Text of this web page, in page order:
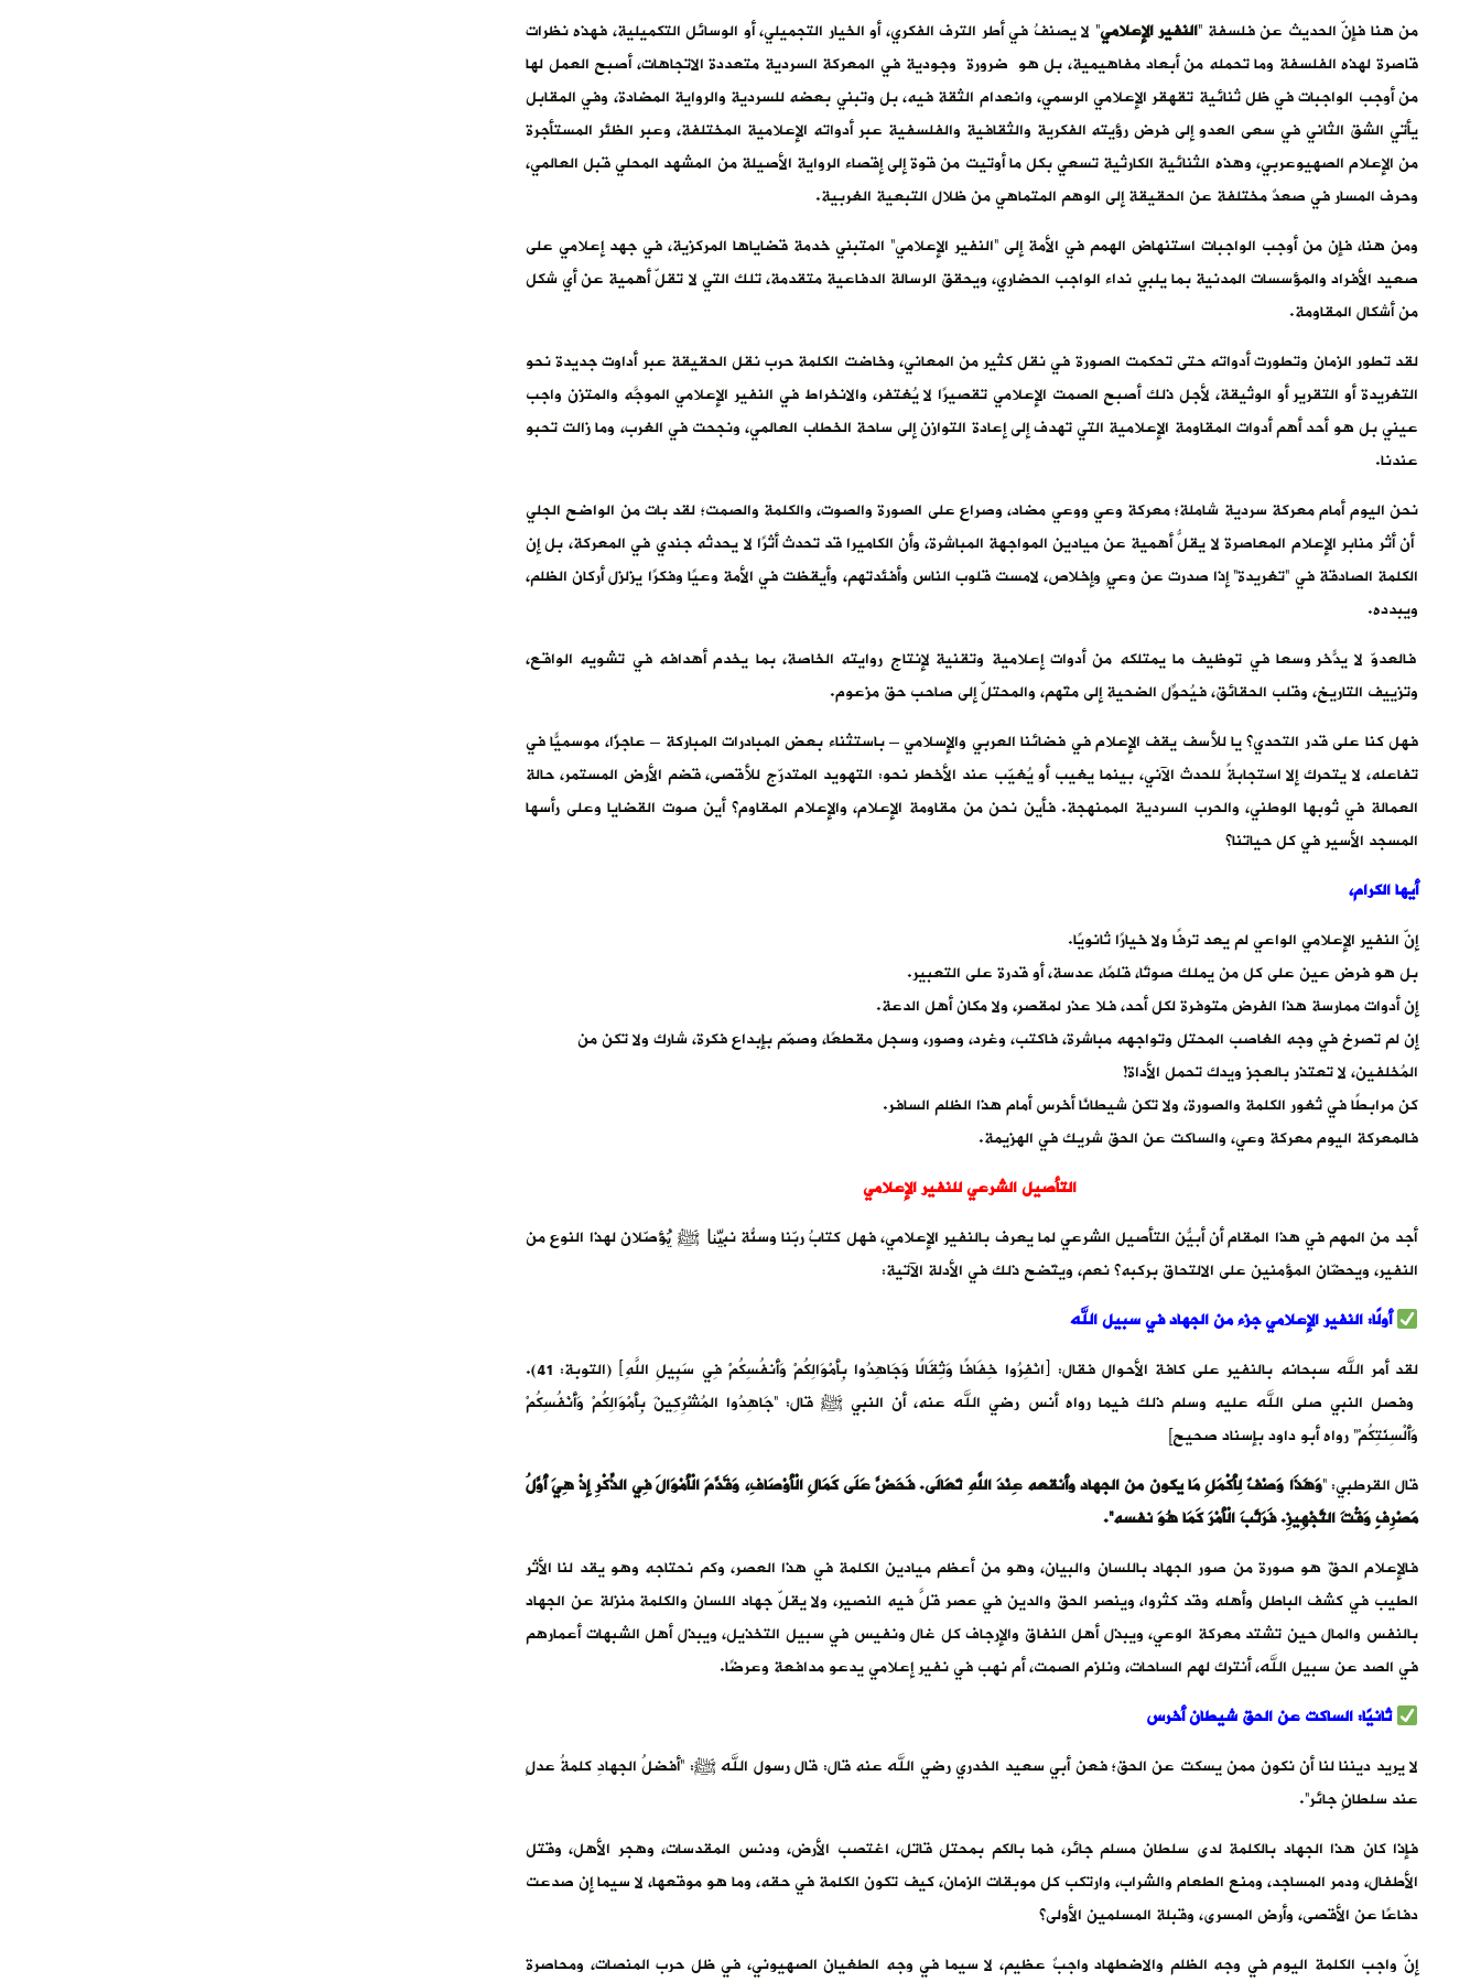
من هنا فإنّ الحديث عن فلسفة “النفير الإعلامي” لا يصنفُ في أطر الترف الفكري، أو الخيار التجميلي، أو الوسائل التكميلية، فهذه نظرات
قاصرة لهذه الفلسفة وما تحمله من أبعاد مفاهيمية، بل هو ضرورة وجودية في المعركة السردية متعددة الاتجاهات، أصبح العمل لها
من أوجب الواجبات في ظل ثنائية تقهقر الإعلامي الرسمي، وانعدام الثقة فيه، بل وتبني بعضه للسردية والرواية المضادة، وفي المقابل
يأتي الشق الثاني في سعى العدو إلى فرض رؤيته الفكرية والثقافية والفلسفية عبر أدواته الإعلامية المختلفة، وعبر الظئر المستأجرة
من الإعلام الصهيوعربي، وهذه الثنائية الكارثية تسعي بكل ما أوتيت من قوة إلى إقصاء الرواية الأصيلة من المشهد المحلي قبل العالمي،
وحرف المسار في صعدٌ مختلفة عن الحقيقة إلى الوهم المتماهي من ظلال التبعية الغربية.
ومن هنا، فإن من أوجب الواجبات استنهاض الهمم في الأمة إلى “النفير الإعلامي” المتبني خدمة قضاياها المركزية، في جهد إعلامي على
صعيد الأفراد والمؤسسات المدنية بما يلبي نداء الواجب الحضاري، ويحقق الرسالة الدفاعية متقدمة، تلك التي لا تقلّ أهمية عن أي شكل
من أشكال المقاومة.
لقد تطور الزمان وتطورت أدواته حتى تحكمت الصورة في نقل كثير من المعاني، وخاضت الكلمة حرب نقل الحقيقة عبر أداوت جديدة نحو
التغريدة أو التقرير أو الوثيقة، لأجل ذلك أصبح الصمت الإعلامي تقصيرًا لا يُغتفر، والانخراط في النفير الإعلامي الموجَّه والمتزن واجب
عيني بل هو أحد أهم أدوات المقاومة الإعلامية التي تهدف إلى إعادة التوازن إلى ساحة الخطاب العالمي، ونجحت في الغرب، وما زالت تحبو
عندنا.
نحن اليوم أمام معركة سردية شاملة؛ معركة وعي ووعي مضاد، وصراع على الصورة والصوت، والكلمة والصمت؛ لقد بات من الواضح الجلي
أن أثر منابر الإعلام المعاصرة لا يقلّ أهمية عن ميادين المواجهة المباشرة، وأن الكاميرا قد تُحدث أثرًا لا يحدثه جندي في المعركة، بل إن
الكلمة الصادقة في “تغريدة” إذا صدرت عن وعيٍ وإخلاص، لامست قلوب الناس وأفئدتهم، وأيقظت في الأمة وعيًا وفكرًا يزلزل أركان الظلم،
ويبدده.
فالعدوّ لا يدّخر وسعًا في توظيف ما يمتلكه من أدوات إعلامية وتقنية لإنتاج روايته الخاصة، بما يخدم أهدافه في تشويه الواقع،
وتزييف التاريخ، وقلب الحقائق، فيُحوِّل الضحية إلى متّهم، والمحتلّ إلى صاحب حق مزعوم.
فهل كنا على قدر التحدي؟ يا للأسف يقف الإعلام في فضائنا العربي والإسلامي – باستثناء بعض المبادرات المباركة – عاجزًا، موسميًّا في
تفاعله، لا يتحرك إلا استجابةً للحدث الآني، بينما يغيب أو يُغيّب عند الأخطر نحو: التهويد المتدرّج للأقصى، قضم الأرض المستمر، حالة
العمالة في ثوبها الوطني، والحرب السردية الممنهجة. فأين نحن من مقاومة الإعلام، والإعلام المقاوم؟ أين صوت القضايا وعلى رأسها
المسجد الأسير في كل حياتنا؟
أيها الكرام،
إنّ النفير الإعلامي الواعي لم يعد ترفًا ولا خيارًا ثانويًا.
بل هو فرض عين على كل من يملك صوتًا، قلمًا، عدسة، أو قدرة على التعبير.
إن أدوات ممارسة هذا الفرض متوفرة لكل أحد، فلا عذر لمقصرٍ، ولا مكان أهل الدعة.
إن لم تصرخ في وجه الغاصب المحتل وتواجهه مباشرة، فاكتب، وغرد، وصور، وسجل مقطعًا، وصمّم بإبداع فكرة، شارك ولا تكن من
المُخلفين، لا تعتذر بالعجز ويدك تحمل الأداة!
كن مرابطًا في ثغور الكلمة والصورة، ولا تكن شيطانًا أخرس أمام هذا الظلم السافر.
فالمعركة اليوم معركة وعي، والساكت عن الحق شريك في الهزيمة.
التأصيل الشرعي للنفير الإعلامي
أجد من المهم في هذا المقام أن أبيّن التأصيل الشرعي لما يُعرف بالنفير الإعلامي، فهل كتابُ ربّنا وسنّةُ نبيّنا ﷺ يُؤصّلان لهذا النوع من
النفير، ويحضّان المؤمنين على الالتحاق بركبه؟ نعم، ويتّضح ذلك في الأدلة الآتية:
أولًا: النفير الإعلامي جزء من الجهاد في سبيل الله
لقد أمر الله سبحانه بالنفير على كافة الأحوال فقال: ﴿انْفِرُوا خِفَافًا وَثِقَالًا وَجَاهِدُوا بِأَمْوَالِكُمْ وَأَنفُسِكُمْ فِي سَبِيلِ اللَّهِ﴾ (التوبة: 41).
وفصل النبي صلى الله عليه وسلم ذلك فيما رواه أنس رضي الله عنه، أن النبي ﷺ قال: “جَاهِدُوا المُشْرِكِينَ بِأَمْوَالِكُمْ وَأَنْفُسِكُمْ
وَأَلْسِنَتِكُمْ” رواه أبو داود بإسناد صحيح]
قال القرطبي: “وَهَذَا وَصْفٌ لِأَكْمَلِ مَا يكون من الجهاد وأنقعه عِنْدَ اللَّهِ تَعَالَى. فَحَضَّ عَلَى كَمَالِ الْأَوْصَافِ، وَقَدَّمَ الْأَمْوَالَ فِي الذِّكْرِ إِذْ هِيَ أَوَّلُ
مَصْرِفٍ وَقْتَ التَّجْهِيزِ. فَرَتَّبَ الْأَمْرَ كَمَا هُوَ نفسه”.
فالإعلام الحقّ هو صورة من صور الجهاد باللسان والبيان، وهو من أعظم ميادين الكلمة في هذا العصر، وكم نحتاجه وهو يقد لنا الأثر
الطيب في كشف الباطل وأهله وقد كثروا، وينصر الحق والدين في عصر قلَّ فيه النصير، ولا يقلّ جهاد اللسان والكلمة منزلة عن الجهاد
بالنفس والمال حين تشتد معركة الوعي، ويبذل أهل النفاق والإرجاف كل غال ونفيس في سبيل التخذيل، ويبذل أهل الشبهات أعمارهم
في الصد عن سبيل الله، أنترك لهم الساحات، ونلزم الصمت، أم نهب في نفير إعلامي يدعو مدافعة وعرضًا.
ثانيًا: الساكت عن الحق شيطان أخرس
لا يريد ديننا لنا أن نكون ممن يسكت عن الحق؛ فعن أبي سعيد الخدري رضي الله عنه قال: قال رسول الله ﷺ: “أفضلُ الجهادِ كلمةُ عدلٍ
عند سلطانٍ جائر”.
فإذا كان هذا الجهاد بالكلمة لدى سلطان مسلم جائر، فما بالكم بمحتل قاتل، اغتصب الأرض، ودنس المقدسات، وهجر الأهل، وقتل
الأطفال، ودمر المساجد، ومنع الطعام والشراب، وارتكب كل موبقات الزمان، كيف تكون الكلمة في حقه، وما هو موقعها، لا سيما إن صدعت
دفاعًا عن الأقصى، وأرض المسرى، وقبلة المسلمين الأولى؟
إنّ واجب الكلمة اليوم في وجه الظلم والاضطهاد واجبٌ عظيم، لا سيما في وجه الطغيان الصهيوني، في ظل حرب المنصات، ومحاصرة